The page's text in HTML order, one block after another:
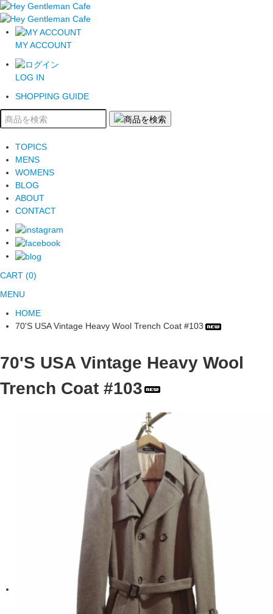
MY ACCOUNT
LOG IN
SHOPPING GUIDE
TOPICS
MENS
WOMENS
BLOG
ABOUT
CONTACT
CART (0)
MENU
HOME
70'S USA Vintage Heavy Wool Trench Coat #103
70'S USA Vintage Heavy Wool
Trench Coat #103